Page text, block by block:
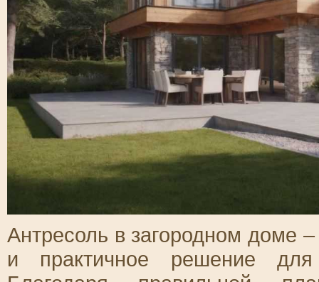
Антресоль в загородном доме
и практичное решение